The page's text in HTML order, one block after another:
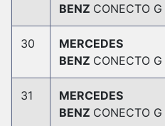
BENZ CONECTO G
30
MERCEDES
BENZ CONECTO G
31
MERCEDES
BENZ CONECTO G